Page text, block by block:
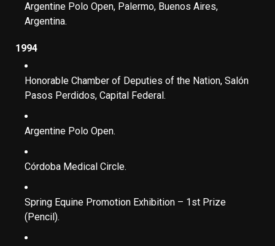
Argentine Polo Open, Palermo, Buenos Aires,
Argentina.
1994
Honorable Chamber of Deputies of the Nation, Salón
Pasos Perdidos, Capital Federal.
Argentine Polo Open.
Córdoba Medical Circle.
Spring Equine Promotion Exhibition – 1st Prize
(Pencil).